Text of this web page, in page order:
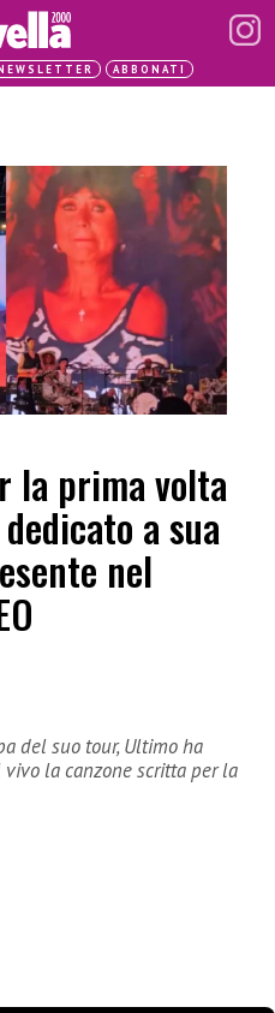
ABBONATI
la prima volta
a sua
nel
del suo tour, Ultimo ha
la canzone scritta per la